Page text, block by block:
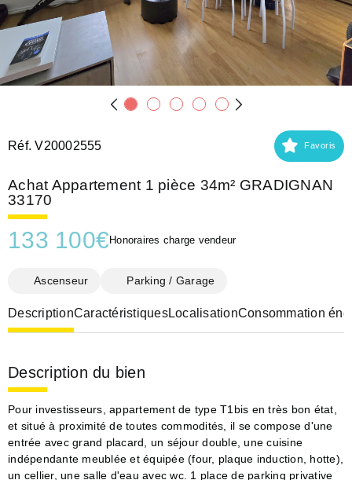
Réf. V20002555 Favoris
Achat Appartement 1 pièce 34m² GRADIGNAN
33170
133 100€ Honoraires charge vendeur
Ascenseur Parking / Garage
DescriptionCaractéristiquesLocalisationConsommation
Description du bien
Pour investisseurs, appartement de type T1bis en très bon état,
et situé à proximité de toutes commodités, il se compose d'une
entrée avec grand placard, un séjour double, une cuisine
indépendante meublée et équipée (four, plaque induction, hotte),
un cellier, une salle d'eau avec wc. 1 place de parking privative